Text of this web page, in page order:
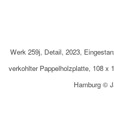
Werk 259j, Detail, 2023,
verkohlter Pappelholzplatte, 108 x
Hamburg ©